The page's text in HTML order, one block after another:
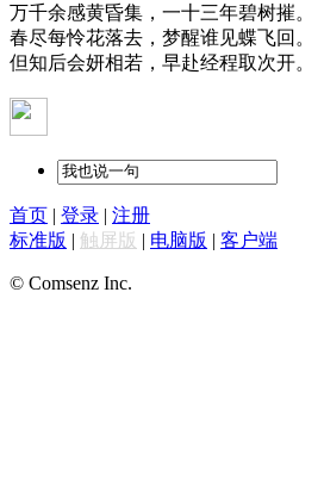
万千余感黄昏集，一十三年碧树摧。
春尽每怜花落去，梦醒谁见蝶飞回。
但知后会妍相若，早赴经程取次开。
首页 | 登录 | 注册
标准版 | 触屏版 | 电脑版 | 客户端
© Comsenz Inc.